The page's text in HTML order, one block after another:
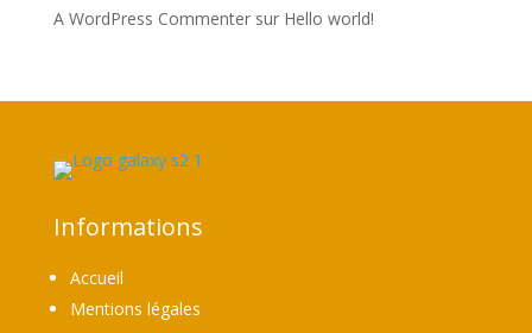
A WordPress Commentersur Hello world!
Informations
Accueil
Mentions légales